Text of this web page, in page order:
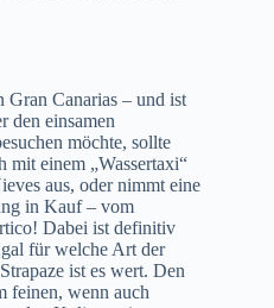
Gran Canarias – und ist
den einsamen
möchte, sollte
mit einem „Wassertaxi“
aus, oder nimmt eine
in Kauf – vom
Dabei ist definitiv
für welche Art der
ist es wert. Den
feinen, wenn auch